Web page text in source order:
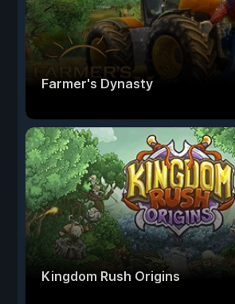
Farmer's Dynasty
Kingdom Rush Origins